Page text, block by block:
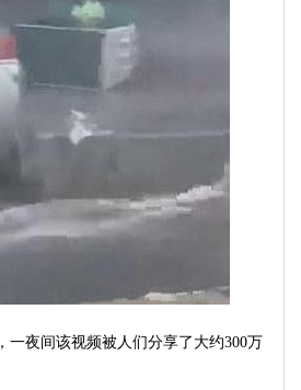
夜间该视频被人们分享了大约300万